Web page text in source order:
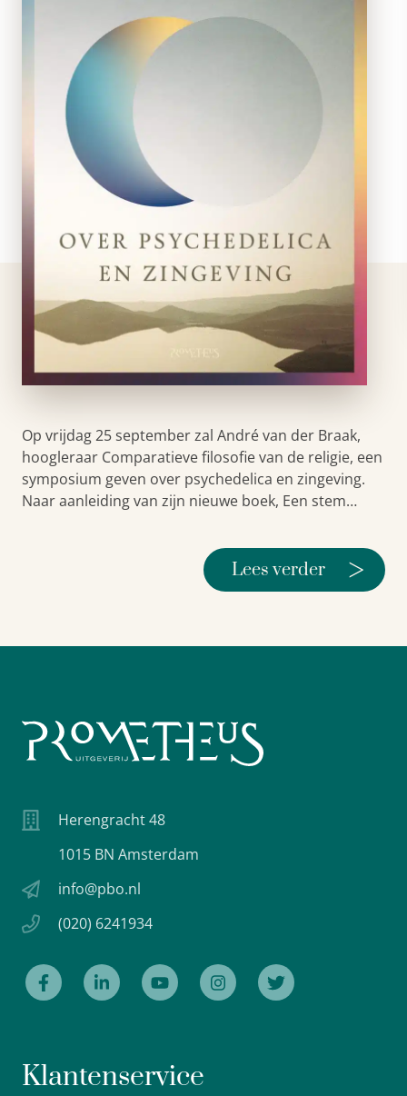
Op vrijdag 25 september zal André van der Braak,
hoogleraar Comparatieve filosofie van de religie, een
symposium geven over psychedelica en zingeving.
Naar aanleiding van zijn nieuwe boek, Een stem…
Lees verder >
Herengracht 48
1015 BN Amsterdam
info@pbo.nl
(020) 6241934
Klantenservice